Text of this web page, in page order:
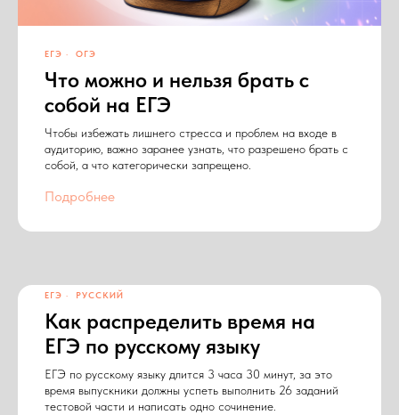
ЕГЭ ОГЭ
Что можно и нельзя брать с
собой на ЕГЭ
Чтобы избежать лишнего стресса и проблем на входе в
аудиторию, важно заранее узнать, что разрешено брать с
собой, а что категорически запрещено.
Подробнее
ЕГЭ РУССКИЙ
Как распределить время на
ЕГЭ по русскому языку
ЕГЭ по русскому языку длится 3 часа 30 минут, за это
время выпускники должны успеть выполнить 26 заданий
тестовой части и написать одно сочинение.